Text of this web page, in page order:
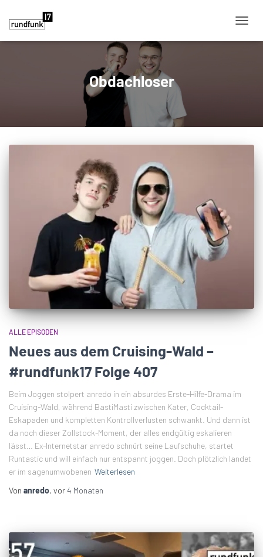
Obdachloser
ALLE EPISODEN
Neues aus dem Cruising-Wald –
#rundfunk17 Folge 407
Beim Joggen stolpert anredo in ein absurdes Erste-Hilfe-Drama im
Cruising-Wald, während BastiMasti zwischen Kater, Cocktail-
Eskapaden und kompletten Kontrollverlusten schwankt. Und dann ist
da noch dieser Zollstock-Moment, der alles endgültig eskalieren
lässt… Ex-Internetstar anredo schnürt seine Laufschuhe, startet
Runtastic und will einfach nur entspannt joggen. Doch plötzlich landet
er im sagenumwobenen Weiterlesen
Von anredo, vor4 Monaten